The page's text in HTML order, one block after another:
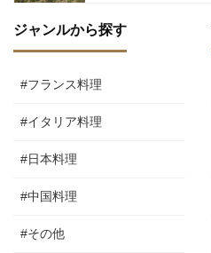
ジャンルから探す
#フランス料理
#イタリア料理
#日本料理
#中国料理
#その他